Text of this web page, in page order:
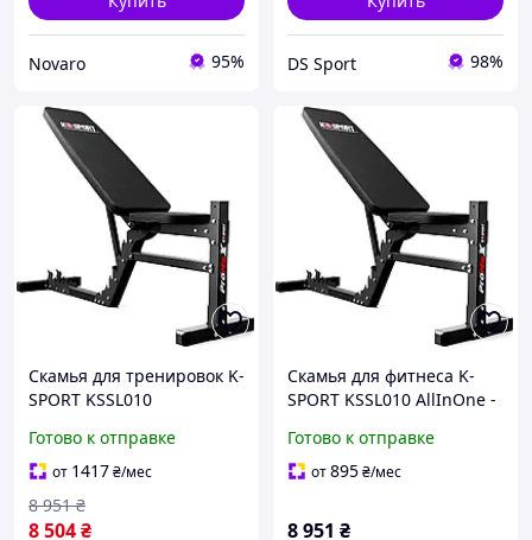
Novaro 95% DS Sport 98%
Скамья для тренировок K-
SPORT KSSL010
Готово к отправке
от 1417₴/мес
8 504₴
8 951 ₴
Скамья для фитнеса K-
SPORT KSSL010 AllInOne -
Готово к отправке
от895₴/мес
8 951 ₴